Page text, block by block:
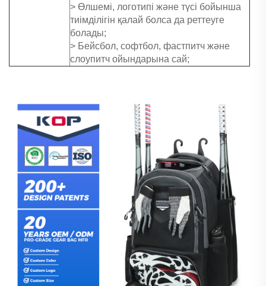
> Өлшемі, логотипі және түсі бойынша
тиімділігін қалай болса да реттеуге
болады;
> Бейсбол, софтбол, фастпитч және
слоупитч ойындарына сай;